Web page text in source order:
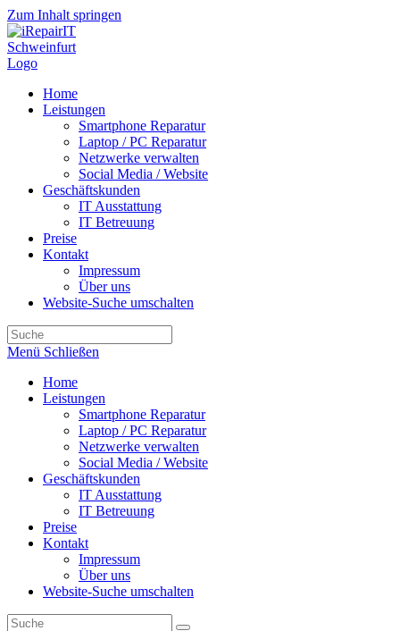
Zum Inhalt springen
Home
Leistungen
Smartphone Reparatur
Laptop / PC Reparatur
Netzwerke verwalten
Social Media / Website
Geschäftskunden
IT Ausstattung
IT Betreuung
Preise
Kontakt
Impressum
Über uns
Website-Suche umschalten
Menü Schließen
Home
Leistungen
Smartphone Reparatur
Laptop / PC Reparatur
Netzwerke verwalten
Social Media / Website
Geschäftskunden
IT Ausstattung
IT Betreuung
Preise
Kontakt
Impressum
Über uns
Website-Suche umschalten